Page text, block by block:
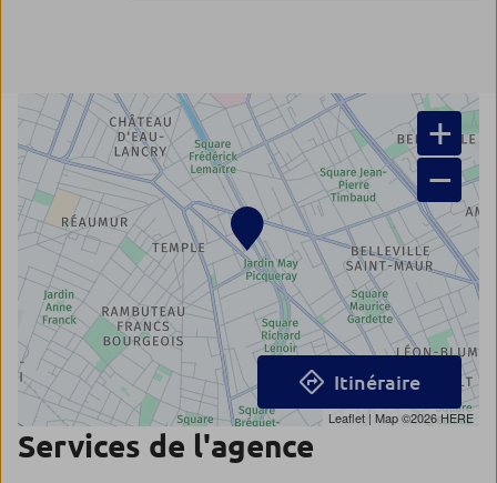
+
−
Leaflet | Map ©2026HERE
Itinéraire
Services de l'agence